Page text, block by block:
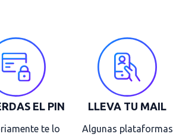
EL PIN
te lo
LLEVA TU MAIL
Algunas plataformas